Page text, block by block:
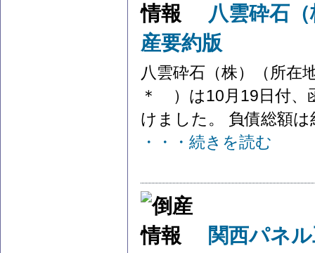
八雲砕石
産要約版
八雲砕石（株）（所在
＊ ）は10月19日付、
けました。 負債総額
・・・続きを読む
関西パネ